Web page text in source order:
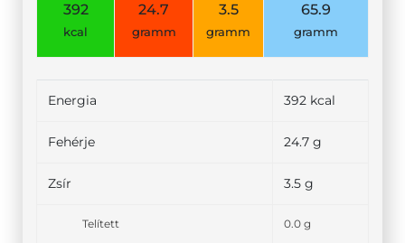
392
kcal
24.7
gramm
3.5
gramm
65.9
gramm
Energia 392 kcal
Fehérje 24.7 g
Zsír 3.5 g
Telített 0.0 g